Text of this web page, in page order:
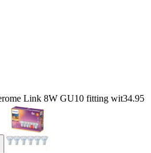
Link 8W GU10 fitting wit34.95